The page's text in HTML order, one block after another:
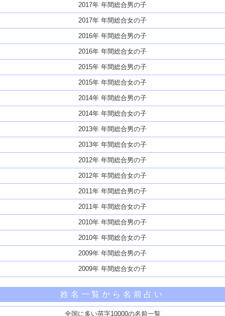
2017年 年間総合男の子
2017年 年間総合女の子
2016年 年間総合男の子
2016年 年間総合女の子
2015年 年間総合男の子
2015年 年間総合女の子
2014年 年間総合男の子
2014年 年間総合女の子
2013年 年間総合男の子
2013年 年間総合女の子
2012年 年間総合男の子
2012年 年間総合女の子
2011年 年間総合男の子
2011年 年間総合女の子
2010年 年間総合男の子
2010年 年間総合女の子
2009年 年間総合男の子
2009年 年間総合女の子
姓名一覧から名前占い
全国に多い苗字10000の名前一覧